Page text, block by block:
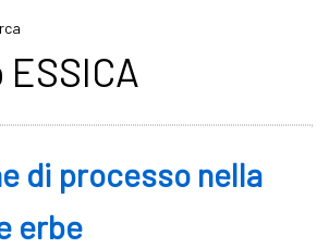
di processo nella
erbe